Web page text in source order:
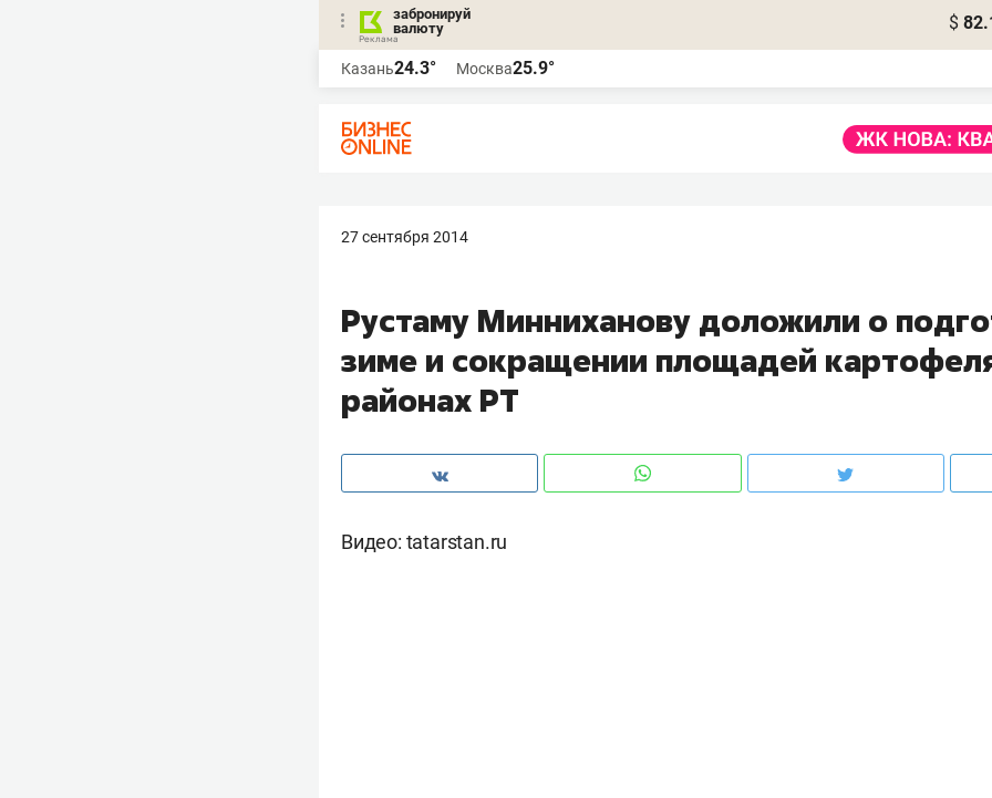
забронируй
валюту
$
Казань24.3° Москва25.9°
27 сентября 2014
Рустаму Минниханову доложили о
зиме и сокращении площадей
районах РТ
Видео: tatarstan.ru